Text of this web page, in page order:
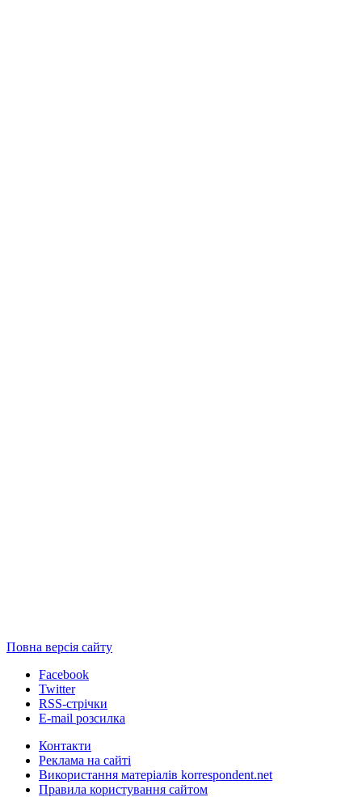
Повна версія сайту
Facebook
Twitter
RSS-стрічки
E-mail розсилка
Контакти
Реклама на сайті
Використання матеріалів korrespondent.net
Правила користування сайтом